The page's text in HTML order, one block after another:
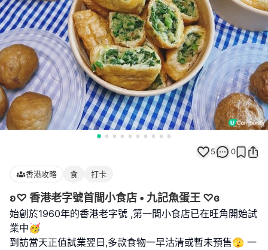
5 0
香港攻略 食 打卡
ʚ♡ 香港老字號首間小食店 • 九記魚蛋王 ♡ɞ
始創於1960年的香港老字號 ,第一間小食店已在旺角開始試
業中🥳
到訪當天正值試業翌日,多款食物一早沽清或暫未預售🫣 一